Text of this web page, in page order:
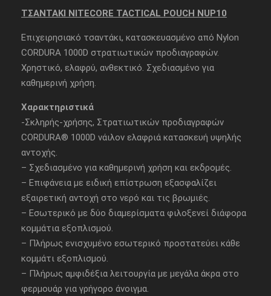
ΤΣΑΝΤΑΚΙ NITECORE TACTICAL POUCH NUP10
Επιχειρησιακό τσαντάκι, κατασκευασμένο από Nylon
CORDURA 1000D στρατιωτικών προδιαγραφών.
Χρηστικό, ελαφρύ, ανθεκτικό. Σχεδιασμένο για
καθημερινή χρήση.
Χαρακτηριστικά
-Σκληρής-χρήσης, Στρατιωτικών προδιαγραφών
CORDURA® 1000D νάιλον ελαφριά κατασκευή υψηλής
αντοχής.
– Σχεδιασμένο για καθημερινή χρήση και εκδρομές.
– Επιφάνεια με ειδική επίστρωση εξασφαλίζει
εξαιρετική αντοχή στο νερό και τις βρωμιές.
– Εσωτερικό με δύο διαμερίσματα φιλοξενεί διάφορα
κομμάτια εξοπλισμού.
– Πλήρως ενισχυμένο εσωτερικό προστατεύει κάθε
κομμάτι εξοπλισμού.
– Πλήρως αμφιδέξια λειτουργία με μεγάλα άκρα στο
φερμουάρ για γρήγορο άνοιγμα.